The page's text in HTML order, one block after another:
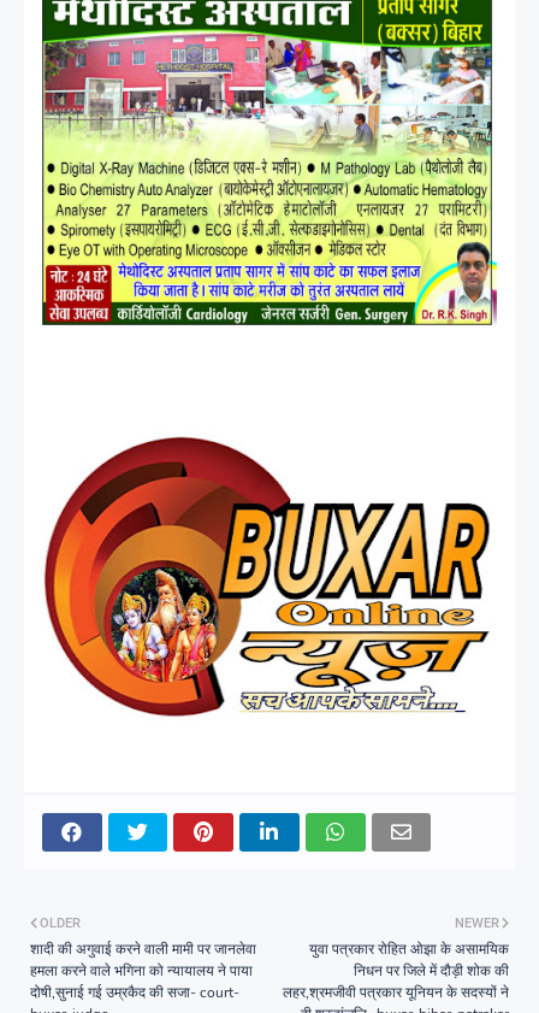
NEWER
युवा पत्रकार रोहित ओझा के असामयिक
निधन पर जिले में दौड़ी शोक की
लहर,श्रमजीवी पत्रकार यूनियन के सदस्यों ने
OLDER
शादी की अगुवाई करने वाली मामी पर जानलेवा
हमला करने वाले भगिना को न्यायालय ने पाया
दोषी,सुनाई गई उम्रकैद की सजा- court-